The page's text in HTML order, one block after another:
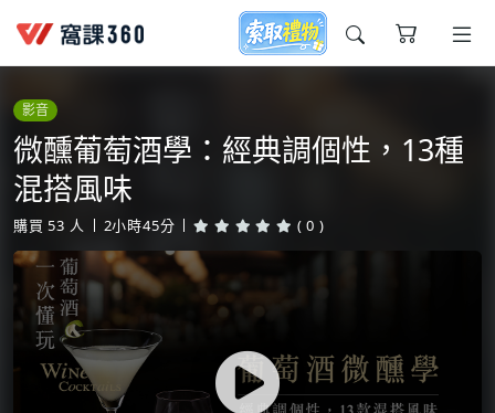
今天想要學什麼?
窩課推薦給您
影音
微醺葡萄酒學：經典調個性，13種
混搭風味
購買 53 人 2小時45分 ( 0 )